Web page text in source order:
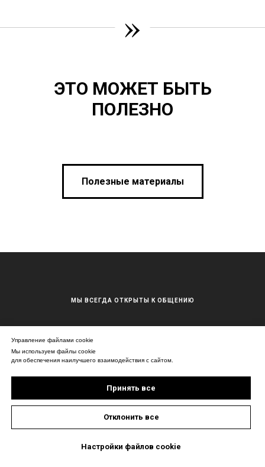
»
ЭТО МОЖЕТ БЫТЬ
ПОЛЕЗНО
Полезные материалы
МЫ ВСЕГДА ОТКРЫТЫ К ОБЩЕНИЮ
urist@onlineurist24.ru
Управление файлами cookie
Мы используем файлы cookie
для обеспечения наилучшего взаимодействия с сайтом.
Принять все
Отклонить все
Настройки файлов cookie